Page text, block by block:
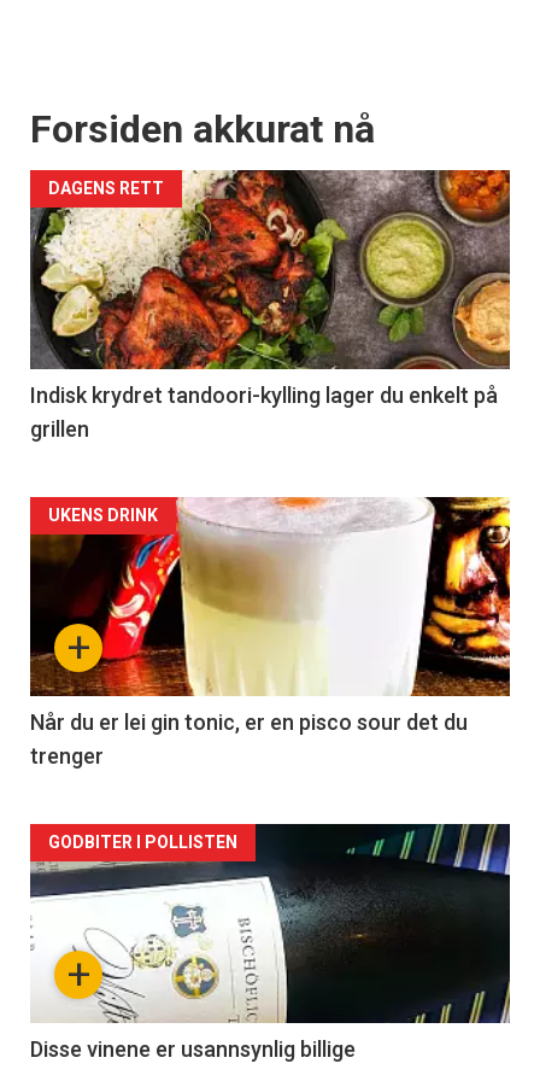
Forsiden akkurat nå
DAGENS RETT
Indisk krydret tandoori-kylling lager du enkelt på
grillen
Forsiden
akkurat
nå
-
2
+
UKENS DRINK
Når du er lei gin tonic, er en pisco sour det du
trenger
Forsiden
akkurat
nå
3
+
GODBITER I POLLISTEN
Disse vinene er usannsynlig billige